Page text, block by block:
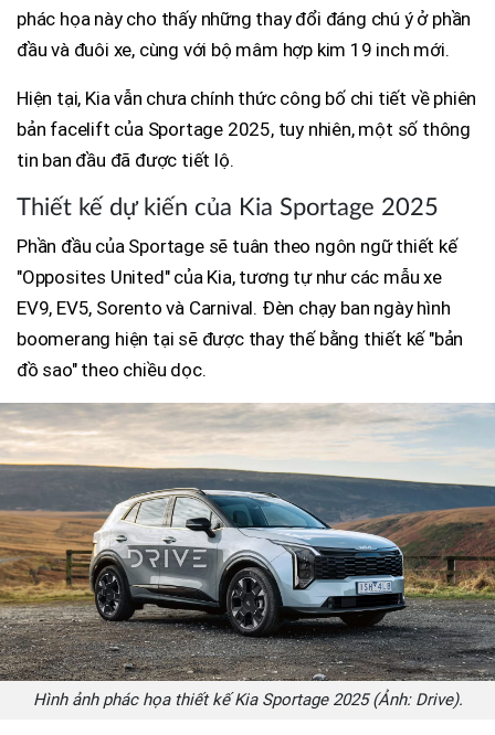
phác họa này cho thấy những thay đổi đáng chú ý ở phần
đầu và đuôi xe, cùng với bộ mâm hợp kim 19 inch mới.
Hiện tại, Kia vẫn chưa chính thức công bố chi tiết về phiên
bản facelift của Sportage 2025, tuy nhiên, một số thông
tin ban đầu đã được tiết lộ.
Thiết kế dự kiến của Kia Sportage 2025
Phần đầu của Sportage sẽ tuân theo ngôn ngữ thiết kế
"Opposites United" của Kia, tương tự như các mẫu xe
EV9, EV5, Sorento và Carnival. Đèn chạy ban ngày hình
boomerang hiện tại sẽ được thay thế bằng thiết kế "bản
đồ sao" theo chiều dọc.
Hình ảnh phác họa thiết kế Kia Sportage 2025 (Ảnh: Drive).